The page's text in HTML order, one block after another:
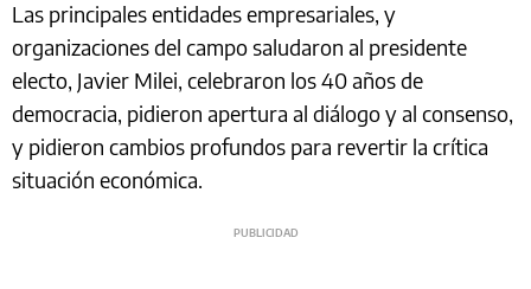
Las principales entidades empresariales, y
organizaciones del campo saludaron al presidente
electo, Javier Milei, celebraron los 40 años de
democracia, pidieron apertura al diálogo y al consenso,
y pidieron cambios profundos para revertir la crítica
situación económica.